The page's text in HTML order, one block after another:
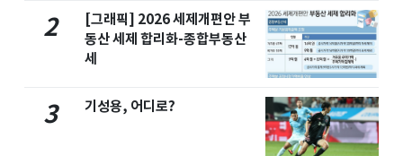
2
[그래픽] 2026 세제개편안 부
동산 세제 합리화-종합부동산
세
3 기성용, 어디로?